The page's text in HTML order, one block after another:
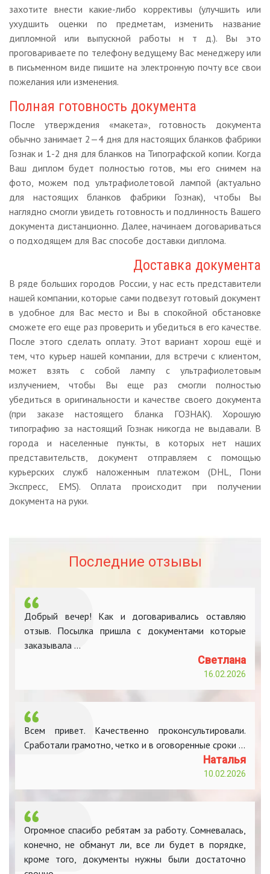
захотите внести какие-либо коррективы (улучшить или
ухудшить оценки по предметам, изменить название
дипломной или выпускной работы н т д.). Вы это
проговариваете по телефону ведущему Вас менеджеру или
в письменном виде пишите на электронную почту все свои
пожелания или изменения.
Полная готовность документа
После утверждения «макета», готовность документа
обычно занимает 2—4 дня для настоящих бланков фабрики
Гознак и 1-2 дня для бланков на Типографской копии. Когда
Ваш диплом будет полностью готов, мы его снимем на
фото, можем под ультрафиолетовой лампой (актуально
для настоящих бланков фабрики Гознак), чтобы Вы
наглядно смогли увидеть готовность и подлинность Вашего
документа дистанционно. Далее, начинаем договариваться
о подходящем для Вас способе доставки диплома.
Доставка документа
В ряде больших городов России, у нас есть представители
нашей компании, которые сами подвезут готовый документ
в удобное для Вас место и Вы в спокойной обстановке
сможете его еще раз проверить и убедиться в его качестве.
После этого сделать оплату. Этот вариант хорош ещё и
тем, что курьер нашей компании, для встречи с клиентом,
может взять с собой лампу с ультрафиолетовым
излучением, чтобы Вы еще раз смогли полностью
убедиться в оригинальности и качестве своего документа
(при заказе настоящего бланка ГОЗНАК). Хорошую
типографию за настоящий Гознак никогда не выдавали. В
города и населенные пункты, в которых нет наших
представительств, документ отправляем с помощью
курьерских служб наложенным платежом (DHL, Пони
Экспресс, EMS). Оплата происходит при получении
документа на руки.
Последние отзывы
Добрый вечер! Как и договаривались оставляю
отзыв. Посылка пришла с документами которые
заказывала ...
Светлана
16.02.2026
Всем привет. Качественно проконсультировали.
Сработали грамотно, четко и в оговоренные сроки ...
Наталья
10.02.2026
Огромное спасибо ребятам за работу. Сомневалась,
конечно, не обманут ли, все ли будет в порядке,
кроме того, документы нужны были достаточно